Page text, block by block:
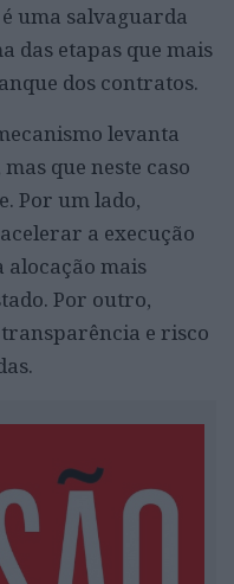
uma salvaguarda
das etapas que mais
dos contratos.
levanta
que neste caso
Por um lado,
a execução
mais
Por outro,
e risco